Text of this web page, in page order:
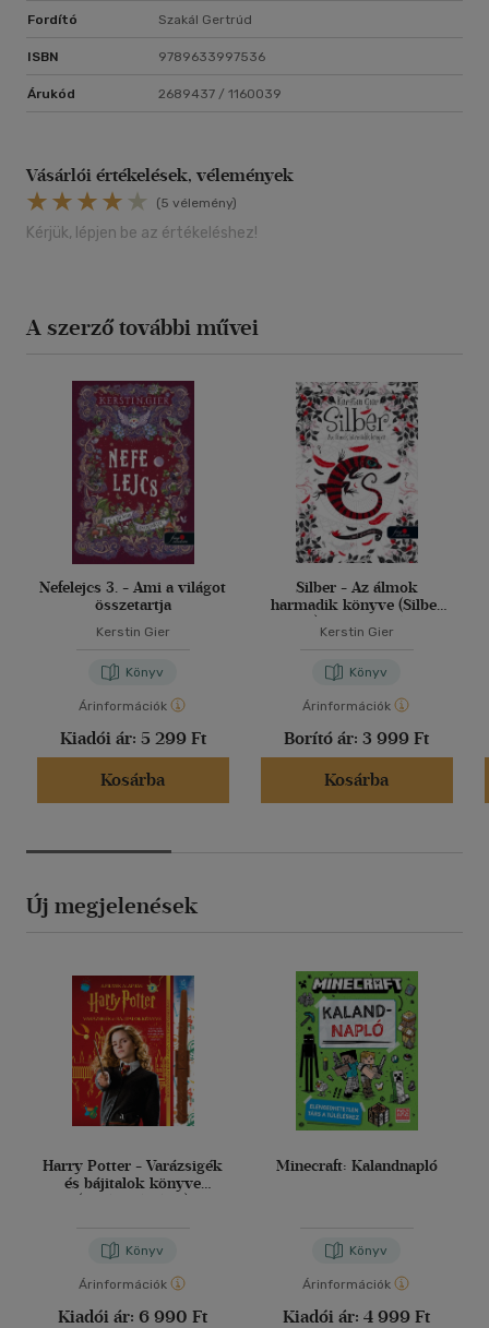
Fordító Szakál Gertrúd
ISBN 9789633997536
Árukód 2689437 / 1160039
Vásárlói értékelések, vélemények
(5 vélemény)
Kérjük, lépjen be az értékeléshez!
A szerző további művei
Nefelejcs 3. - Ami a világot
összetartja
Kerstin Gier
Könyv
Árinformációk
Kiadói ár: 5 299 Ft
Kosárba
Silber - Az álmok
harmadik könyve (Silber
3.) - puha kötés
Kerstin Gier
Könyv
Árinformációk
Borító ár: 3 999 Ft
Kosárba
Új megjelenések
Harry Potter - Varázsigék
és bájitalok könyve
(varázspálcával)
Könyv
Árinformációk
Kiadói ár: 6 990 Ft
Minecraft: Kalandnapló
Könyv
Árinformációk
Kiadói ár: 4 999 Ft